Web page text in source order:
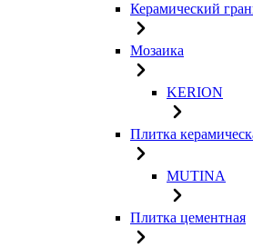
Керамический
Мозаика
KERION
Плитка
MUTINA
Плитка цементная